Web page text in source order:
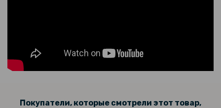
Покупатели, которые смотрели этот товар,